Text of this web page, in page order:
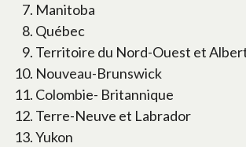
Manitoba
Québec
Territoire du Nord-Ouest et
Nouveau-Brunswick
Colombie- Britannique
Terre-Neuve et Labrador
Yukon